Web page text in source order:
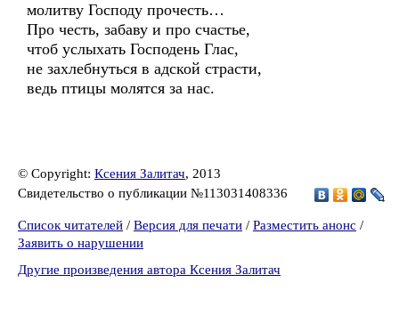
молитву Господу прочесть…
Про честь, забаву и про счастье,
чтоб услыхать Господень Глас,
не захлебнуться в адской страсти,
ведь птицы молятся за нас.
© Copyright: Ксения Залитач, 2013
Свидетельство о публикации №113031408336
Список читателей / Версия для печати / Разместить анонс /
Заявить о нарушении
Другие произведения автора Ксения Залитач